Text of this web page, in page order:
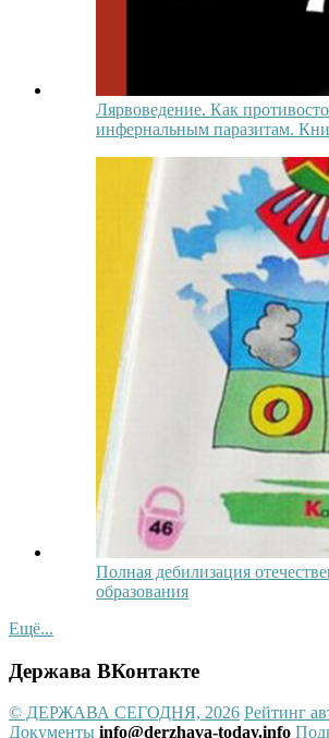
Лярвоведение. Как
инфернальным паразитам.
Полная дебилизация
образования
Ещё...
Держава ВКонтакте
© ДЕРЖАВА СЕГОДНЯ, 2026 Рейтинг
Документы info@derzhava-today.info